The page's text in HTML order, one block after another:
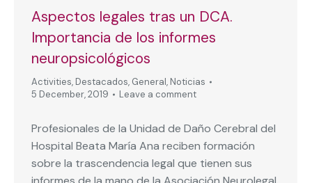
Aspectos legales tras un DCA.
Importancia de los informes
neuropsicológicos
Activities, Destacados, General, Noticias
5 December, 2019
Leave a comment
Profesionales de la Unidad de Daño Cerebral del
Hospital Beata María Ana reciben formación
sobre la trascendencia legal que tienen sus